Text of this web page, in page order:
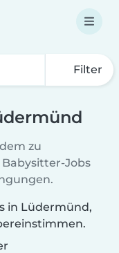
Filter
zu
Jobs
in Lüdermünd,